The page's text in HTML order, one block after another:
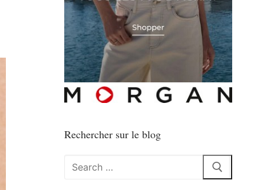
Rechercher sur le blog
Rechercher